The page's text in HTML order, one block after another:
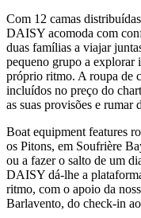
Com 12 camas
DAISY acomoda com
duas famílias a viajar
pequeno grupo a explorar
próprio ritmo. A roupa de
incluídos no preço do
as suas provisões e rumar
Boat equipment features
os Pitons, em Soufrière
ou a fazer o salto de um
DAISY dá-lhe a
ritmo, com o apoio da
Barlavento, do check-in